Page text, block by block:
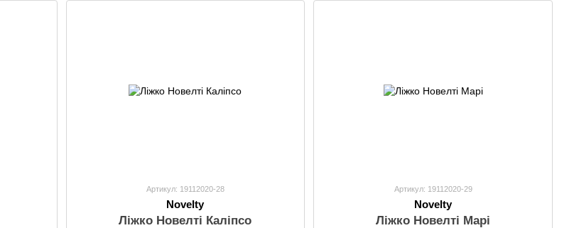
Артикул: 19112020-28
Novelty
Ліжко Новелті Каліпсо
Артикул: 19112020-29
Novelty
Ліжко Новелті Марі